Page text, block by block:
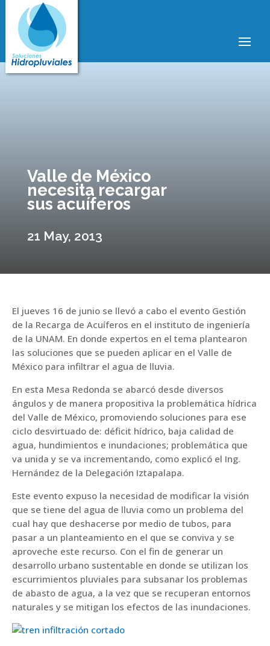
Valle de México
necesita recargar
sus acuíferos
21 May, 2013
El jueves 16 de junio se llevó a cabo el evento Gestión
de la Recarga de Acuíferos en el instituto de ingeniería
de la UNAM. En donde expertos en el tema plantearon
las soluciones que se pueden aplicar en el Valle de
México para infiltrar el agua de lluvia.
En esta Mesa Redonda se abarcó desde diversos
ángulos y de manera propositiva la problemática hídrica
del Valle de México, promoviendo soluciones para ese
ciclo desvirtuado de: déficit hídrico, baja calidad de
agua, hundimientos e inundaciones; problemática que
va unida y se va incrementando, como explicó el Ing.
Hernández de la Delegación Iztapalapa.
Este evento expuso la necesidad de modificar la visión
que se tiene del agua de lluvia como un problema del
cual hay que deshacerse por medio de tubos, para
pasar a un planteamiento en el que se conviva y se
aproveche este recurso. Con el fin de generar un
desarrollo urbano sustentable en donde se utilizan los
escurrimientos pluviales para subsanar los problemas
de abasto de agua, a la vez que se recuperan entornos
naturales y se mitigan los efectos de las inundaciones.